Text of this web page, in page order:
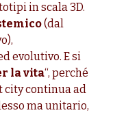
in scala 3D.
(dal
evolutivo. E si
la vita“, perché
city continua ad
ma unitario,